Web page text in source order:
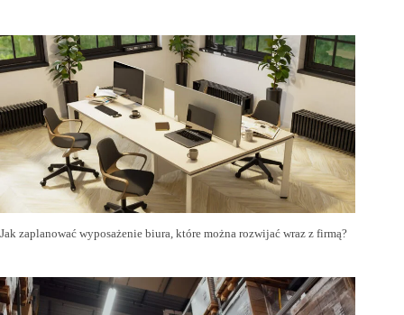
Jak zaplanować wyposażenie biura, które można rozwijać wraz z firmą?